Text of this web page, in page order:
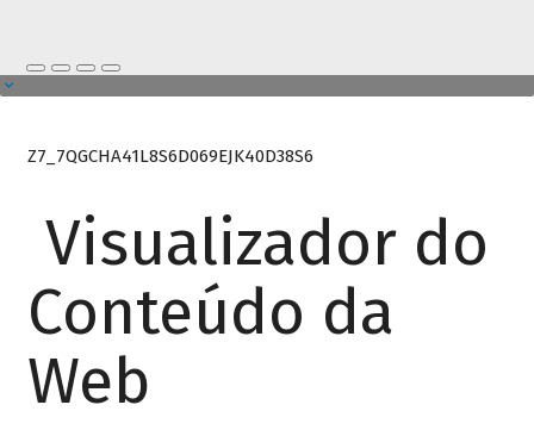
Z7_7QGCHA41L8S6D069EJK40D38S6
Visualizador do
Conteúdo da
Web